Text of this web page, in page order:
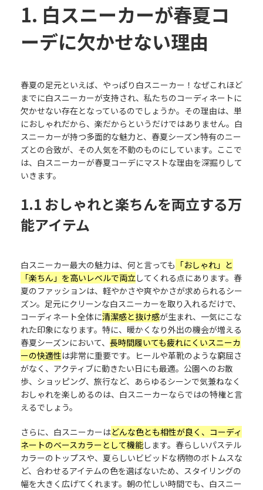
1. 白スニーカーが春夏コ
ーデに欠かせない理由
春夏の足元といえば、やっぱり白スニーカー！なぜこれほど
までに白スニーカーが支持され、私たちのコーディネートに
欠かせない存在となっているのでしょうか。その理由は、単
におしゃれだから、楽だからというだけではありません。白
スニーカーが持つ多面的な魅力と、春夏シーズン特有のニー
ズとの合致が、その人気を不動のものにしています。ここで
は、白スニーカーが春夏コーデにマストな理由を深掘りして
いきます。
1.1 おしゃれと楽ちんを両立する万
能アイテム
白スニーカー最大の魅力は、何と言っても 「おしゃれ」と
「楽ちん」を高いレベルで両立してくれる点にあります。春
夏のファッションは、軽やかさや爽やかさが求められるシー
ズン。足元にクリーンな白スニーカーを取り入れるだけで、
コーディネート全体に清潔感と抜け感が生まれ、一気にこな
れた印象になります。特に、暖かくなり外出の機会が増える
春夏シーズンにおいて、 長時間履いても疲れにくいスニーカ
ーの快適性は非常に重要です。ヒールや革靴のような窮屈さ
がなく、アクティブに動きたい日にも最適。公園へのお散
歩、ショッピング、旅行など、あらゆるシーンで気兼ねなく
おしゃれを楽しめるのは、白スニーカーならではの特権と言
えるでしょう。
さらに、白スニーカーはどんな色とも相性が良く、コーディ
ネートのベースカラーとして機能します。春らしいパステル
カラーのトップスや、夏らしいビビッドな柄物のボトムスな
ど、合わせるアイテムの色を選ばないため、スタイリングの
幅を大きく広げてくれます。朝の忙しい時間でも、白スニー